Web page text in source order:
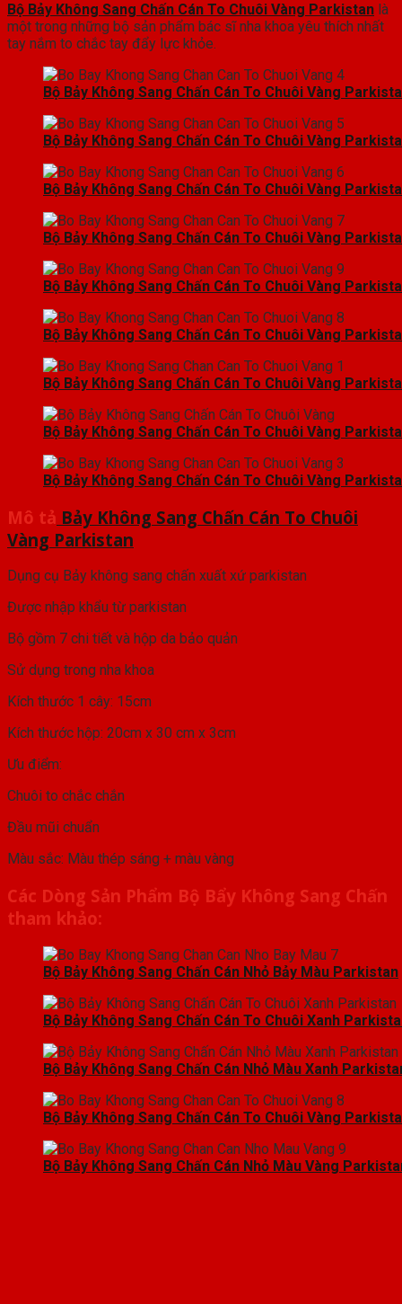
Bộ Bảy Không Sang Chấn Cán To Chuôi Vàng Parkistan là
một trong những bộ sản phẩm bác sĩ nha khoa yêu thích nhất
tay nắm to chắc tay đẩy lực khỏe.
Bộ Bảy Không Sang Chấn Cán To Chuôi Vàng
Bộ Bảy Không Sang Chấn Cán To Chuôi Vàng
Bộ Bảy Không Sang Chấn Cán To Chuôi Vàng
Bộ Bảy Không Sang Chấn Cán To Chuôi Vàng
Bộ Bảy Không Sang Chấn Cán To Chuôi Vàng
Bộ Bảy Không Sang Chấn Cán To Chuôi Vàng
Bộ Bảy Không Sang Chấn Cán To Chuôi Vàng
Bộ Bảy Không Sang Chấn Cán To Chuôi Vàng
Bộ Bảy Không Sang Chấn Cán To Chuôi Vàng
Mô tả Bảy Không Sang Chấn Cán To Chuôi
Vàng Parkistan
Dụng cụ Bảy không sang chấn xuất xứ parkistan
Được nhập khẩu từ parkistan
Bộ gồm 7 chi tiết và hộp da bảo quản
Sử dụng trong nha khoa
Kích thước 1 cây: 15cm
Kích thước hộp: 20cm x 30 cm x 3cm
Ưu điểm:
Chuôi to chắc chắn
Đầu mũi chuẩn
Màu sắc: Màu thép sáng + màu vàng
Các Dòng Sản Phẩm Bộ Bẩy Không Sang Chấn
tham khảo:
Bộ Bảy Không Sang Chấn Cán Nhỏ Bảy Màu Parkistan
Bộ Bảy Không Sang Chấn Cán To Chuôi Xanh
Bộ Bảy Không Sang Chấn Cán Nhỏ Màu Xanh
Bộ Bảy Không Sang Chấn Cán To Chuôi Vàng
Bộ Bảy Không Sang Chấn Cán Nhỏ Màu Vàng